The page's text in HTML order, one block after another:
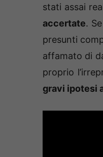
stati assai
accertate.
presunti
affamato di
proprio
gravi ipotesi